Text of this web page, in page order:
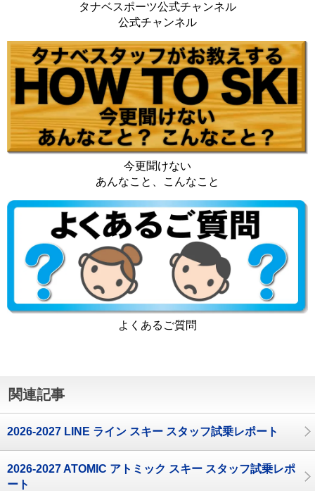
タナベスポーツ公式チャンネル
公式チャンネル
今更聞けない
あんなこと、こんなこと
よくあるご質問
関連記事
2026-2027 LINE ライン スキー スタッフ試乗レポート
2026-2027 ATOMIC アトミック スキー スタッフ試乗レポ
ート